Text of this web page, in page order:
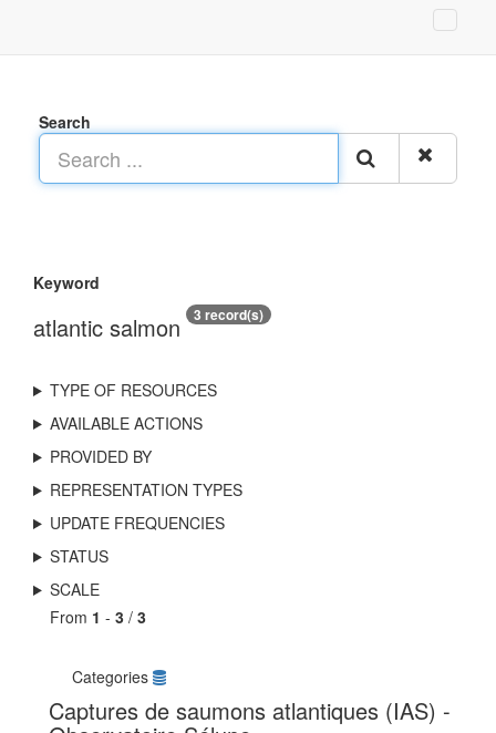
Search
Keyword
atlantic salmon 3 record(s)
TYPE OF RESOURCES
AVAILABLE ACTIONS
PROVIDED BY
REPRESENTATION TYPES
UPDATE FREQUENCIES
STATUS
SCALE
From 1 - 3 / 3
Categories
Captures de saumons atlantiques (IAS) -